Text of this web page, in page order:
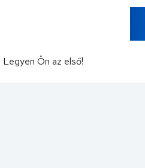
Ön az első!